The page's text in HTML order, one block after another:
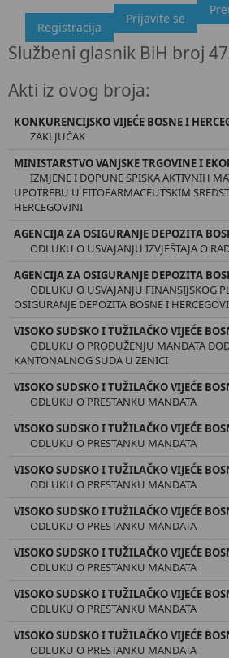
"Službeni glasnik BiH", broj
Ovdje možete preuzeti dokument, kao
sadržaj dokumenta.
Prijavite se
Registracija
Službeni glasnik BiH broj
Akti iz ovog broja:
KONKURENCIJSKO VIJEĆE BOSNE I
ZAKLJUČAK
MINISTARSTVO VANJSKE TRGOVINE I
IZMJENE I DOPUNE SPISKA AKTIVNIH
UPOTREBU U FITOFARMACEUTSKIM
HERCEGOVINI
AGENCIJA ZA OSIGURANJE DEPOZITA
ODLUKU O USVAJANJU IZVJEŠTAJA O
AGENCIJA ZA OSIGURANJE DEPOZITA
ODLUKU O USVAJANJU FINANSIJSKOG
OSIGURANJE DEPOZITA BOSNE I
VISOKO SUDSKO I TUŽILAČKO VIJEĆE
ODLUKU O PRODUŽENJU MANDATA
KANTONALNOG SUDA U ZENICI
VISOKO SUDSKO I TUŽILAČKO VIJEĆE
ODLUKU O PRESTANKU MANDATA
VISOKO SUDSKO I TUŽILAČKO VIJEĆE
ODLUKU O PRESTANKU MANDATA
VISOKO SUDSKO I TUŽILAČKO VIJEĆE
ODLUKU O PRESTANKU MANDATA
VISOKO SUDSKO I TUŽILAČKO VIJEĆE
ODLUKU O PRESTANKU MANDATA
VISOKO SUDSKO I TUŽILAČKO VIJEĆE
ODLUKU O PRESTANKU MANDATA
VISOKO SUDSKO I TUŽILAČKO VIJEĆE
ODLUKU O PRESTANKU MANDATA
VISOKO SUDSKO I TUŽILAČKO VIJEĆE
ODLUKU O PRESTANKU MANDATA